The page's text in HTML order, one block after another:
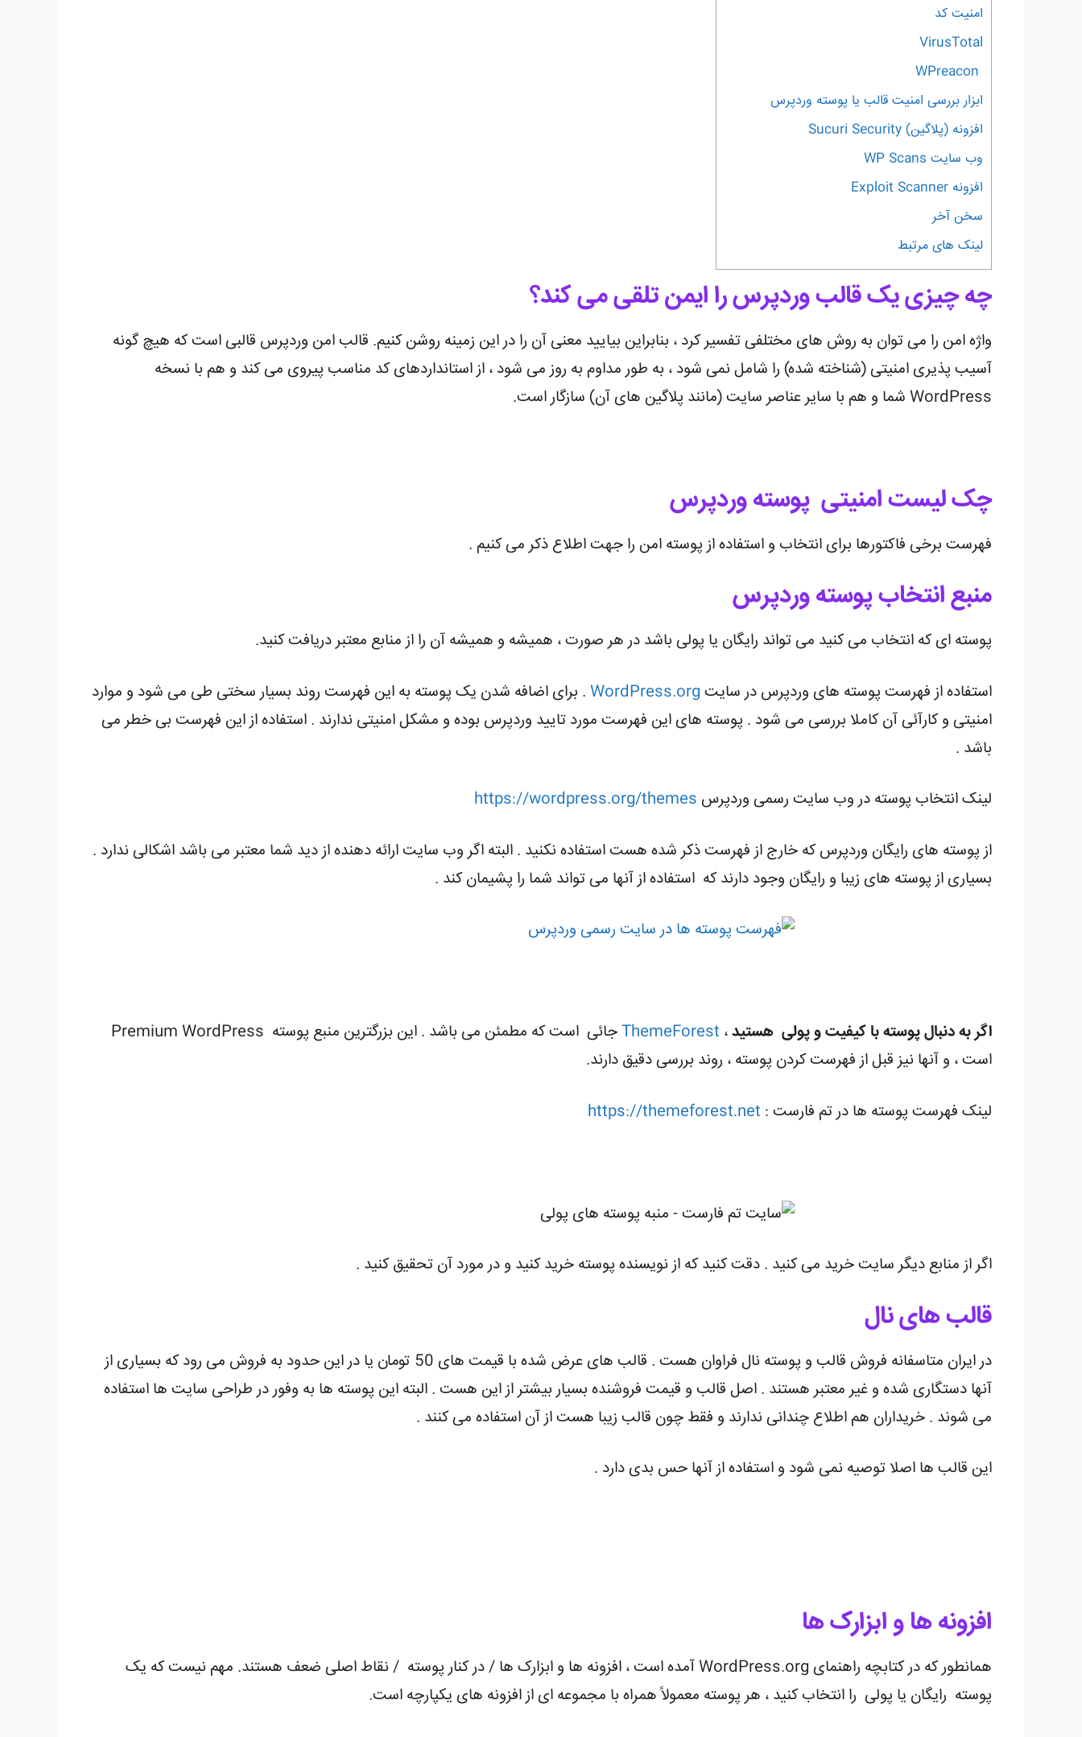
امنیت کد
VirusTotal
ابزار بررسی امنیت قالب یا پوسته وردپرس
افزونه (پلاگین) Sucuri Security
وب سایت WP Scans
افزونه Exploit Scanner
سخن آخر
لینک های مرتبط
چه چیزی یک قالب وردپرس را ایمن تلقی می کند؟
واژه امن را می توان به روش های مختلفی تفسیر کرد ، بنابراین بیایید معنی آن را در این زمینه روشن کنیم. قالب امن وردپرس قالبی است که هیچ گونه
آسیب پذیری امنیتی (شناخته شده) را شامل نمی شود ، به طور مداوم به روز می شود ، از استانداردهای کد مناسب پیروی می کند و هم با نسخه
WordPress شما و هم با سایر عناصر سایت (مانند پلاگین های آن) سازگار است.
چک لیست امنیتی پوسته وردپرس
فهرست برخی فاکتورها برای انتخاب و استفاده از پوسته امن را جهت اطلاع ذکر می کنیم .
منبع انتخاب پوسته وردپرس
پوسته ای که انتخاب می کنید می تواند رایگان یا پولی باشد در هر صورت ، همیشه و همیشه آن را از منابع معتبر دریافت کنید.
استفاده از فهرست پوسته های وردپرس در سایت WordPress.org . برای اضافه شدن یک پوسته به این فهرست روند بسیار سختی طی می شود و موارد
امنیتی و کارآئی آن کاملا بررسی می شود . پوسته های این فهرست مورد تایید وردپرس بوده و مشکل امنیتی ندارند . استفاده از این فهرست بی خطر می
باشد .
لینک انتخاب پوسته در وب سایت رسمی وردپرس https://wordpress.org/themes
از پوسته های رایگان وردپرس که خارج از فهرست ذکر شده هست استفاده نکنید . البته اگر وب سایت ارائه دهنده از دید شما معتبر می باشد اشکالی ندارد .
بسیاری از پوسته های زیبا و رایگان وجود دارند که استفاده از آنها می تواند شما را پشیمان کند .
اگر به دنبال پوسته با کیفیت و پولی هستید، ThemeForest
جائی است که مطمئن می باشد . این بزرگترین منبع پوسته Premium WordPress
است ، و آنها نیز قبل از فهرست کردن پوسته ، روند بررسی دقیق دارند.
لینک فهرست پوسته ها در تم فارست : https://themeforest.net
اگر از منابع دیگر سایت خرید می کنید . دقت کنید که از نویسنده پوسته خرید کنید و در مورد آن تحقیق کنید .
قالب های نال
در ایران متاسفانه فروش قالب و پوسته نال فراوان هست . قالب های عرض شده با قیمت های 50 تومان یا در این حدود به فروش می رود که بسیاری از
آنها دستگاری شده و غیر معتبر هستند . اصل قالب و قیمت فروشنده بسیار بیشتر از این هست . البته این پوسته ها به وفور در طراحی سایت ها استفاده
می شوند . خریداران هم اطلاع چندانی ندارند و فقط چون قالب زیبا هست از آن استفاده می کنند .
این قالب ها اصلا توصیه نمی شود و استفاده از آنها حس بدی دارد .
افزونه ها و ابزارک ها
همانطور که در کتابچه راهنمای WordPress.org آمده است ، افزونه ها و ابزارک ها / در کنار پوسته / نقاط اصلی ضعف هستند. مهم نیست که یک
پوسته رایگان یا پولی را انتخاب کنید ، هر پوسته معمولاً همراه با مجموعه ای از افزونه های یکپارچه است.